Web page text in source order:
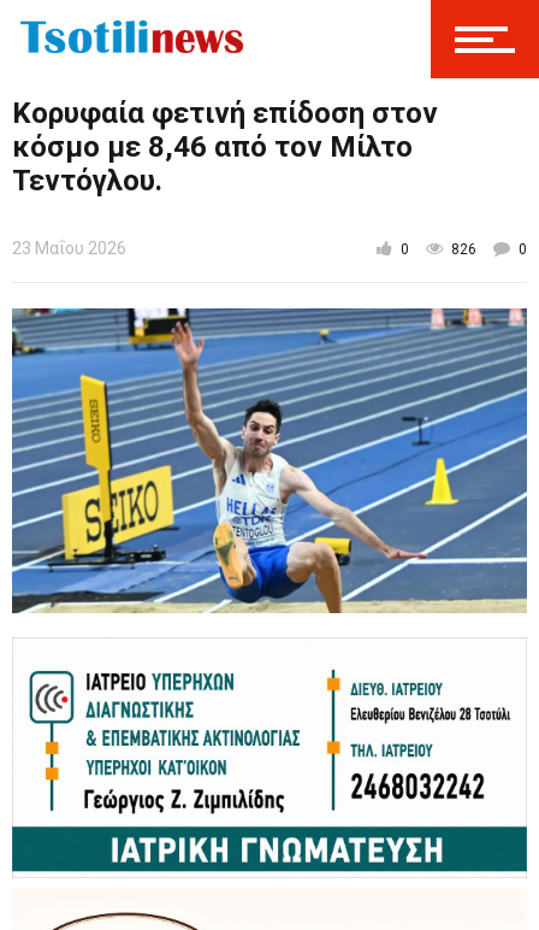
Κορυφαία φετινή επίδοση στον
κόσμο με 8,46 από τον Μίλτο
Τεντόγλου.
23 Μαΐου 2026 0 826 0